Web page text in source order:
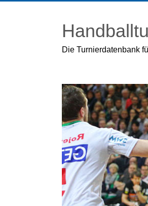
Die Turnierdatenbank